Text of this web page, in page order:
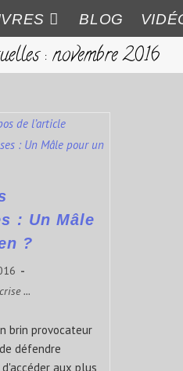
BLOG
: novembre 2016
: Un Mâle
?
...
brin provocateur
défendre
aux plus